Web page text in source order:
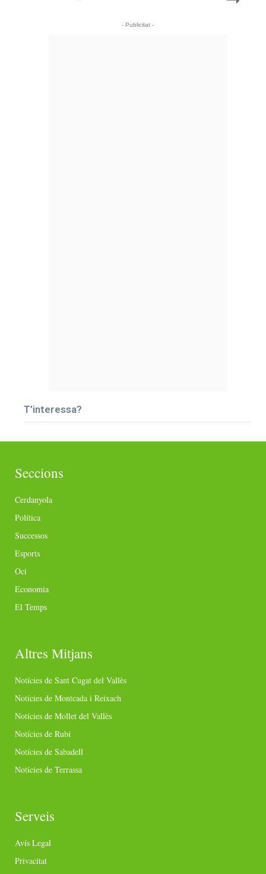
- Publicitat -
T’interessa?
Seccions
Cerdanyola
Política
Successos
Esports
Oci
Economia
El Temps
Altres Mitjans
Notícies de Sant Cugat del Vallès
Notícies de Montcada i Reixach
Notícies de Mollet del Vallès
Notícies de Rubí
Notícies de Sabadell
Notícies de Terrassa
Serveis
Avís Legal
Privacitat